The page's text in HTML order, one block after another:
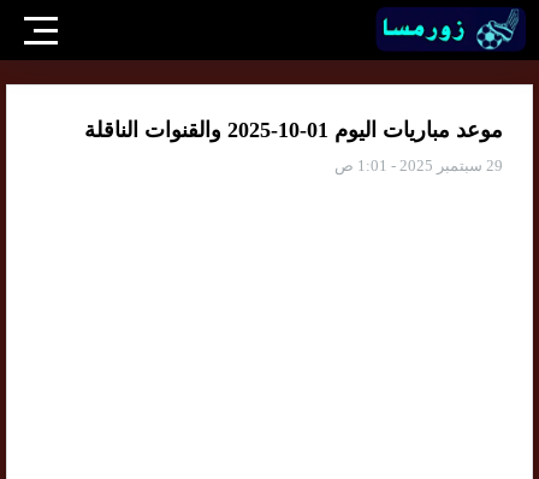
موعد مباريات اليوم 01-10-2025 والقنوات الناقلة
29 سبتمبر 2025 - 1:01 ص